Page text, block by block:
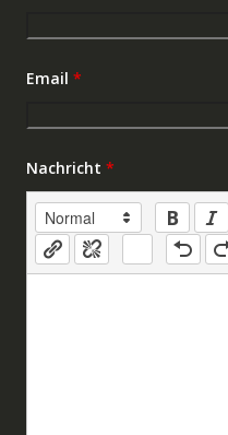
Email *
Nachricht *